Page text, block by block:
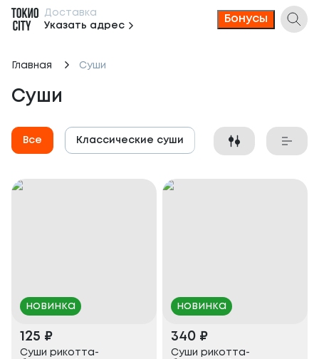
Доставка
Указать адрес
Бонусы
Главная Суши
Суши
Все Классические суши Гунканы
новинка
125 ₽
Суши рикотта-
новинка
340 ₽
Суши рикотта-